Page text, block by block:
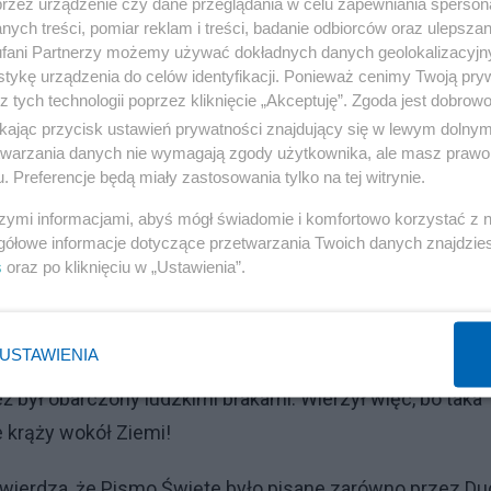
21) oraz św. Marek (Mk 8, 31).”
Reklama
Nie przykładowo: „umrze”, „skona”, „odda życie”,
wszystkich czterech Ewangelii, w
Adamiak, jeśli Jezus był prawdziwym człowiekiem (z
obarczony ludzkimi brakami. Wierzył więc, bo taka
krąży wokół Ziemi!
treści, pomiar reklam i treści, badanie odbiorców oraz
Partnerzy możemy używać dokładnych danych
urządzenia do celów identyfikacji. Ponieważ cenimy Twoją
tych technologii poprzez kliknięcie „Akceptuję”. Zgoda jest
przycisk ustawień prywatności znajdujący się w lewym
danych nie wymagają zgody użytkownika, ale masz
Preferencje będą miały zastosowania tylko na tej witrynie.
informacjami, abyś mógł świadomie i komfortowo korzystać z
informacje dotyczące przetwarzania Twoich danych
oraz po kliknięciu w „Ustawienia”.
USTAWIENIA